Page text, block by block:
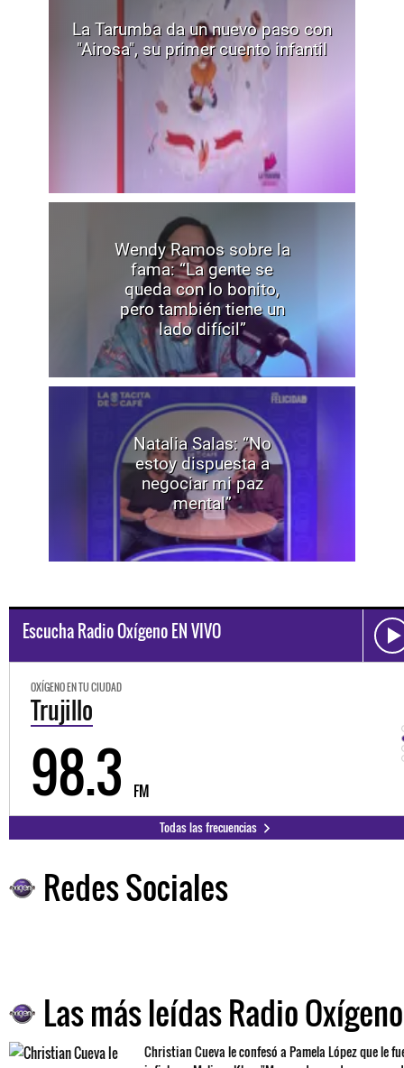
La Tarumba da un nuevo paso con
"Airosa", su primer cuento infantil
Wendy Ramos sobre la
fama: “La gente se
queda con lo bonito,
pero también tiene un
lado difícil”
Natalia Salas: “No
estoy dispuesta a
negociar mi paz
mental”
Escucha Radio Oxígeno EN VIVO
OXÍGENO EN TU CIUDAD
Trujillo
98.3 FM
Todas las frecuencias
Redes Sociales
Las más leídas Radio Oxígeno
Christian Cueva le confesó a Pamela López que le